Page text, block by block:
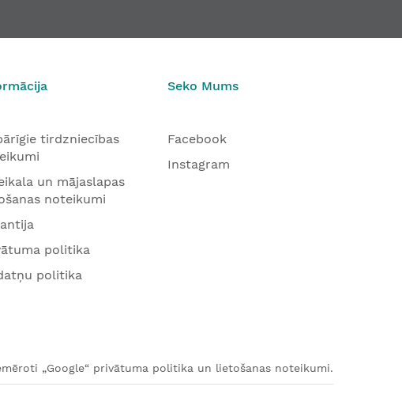
tirdzniecības
un mājaslapas
noteikumi
politika
politika
Seko Mums
Facebook
Instagram
„Google“ privātuma politika un lietošanas noteikumi.